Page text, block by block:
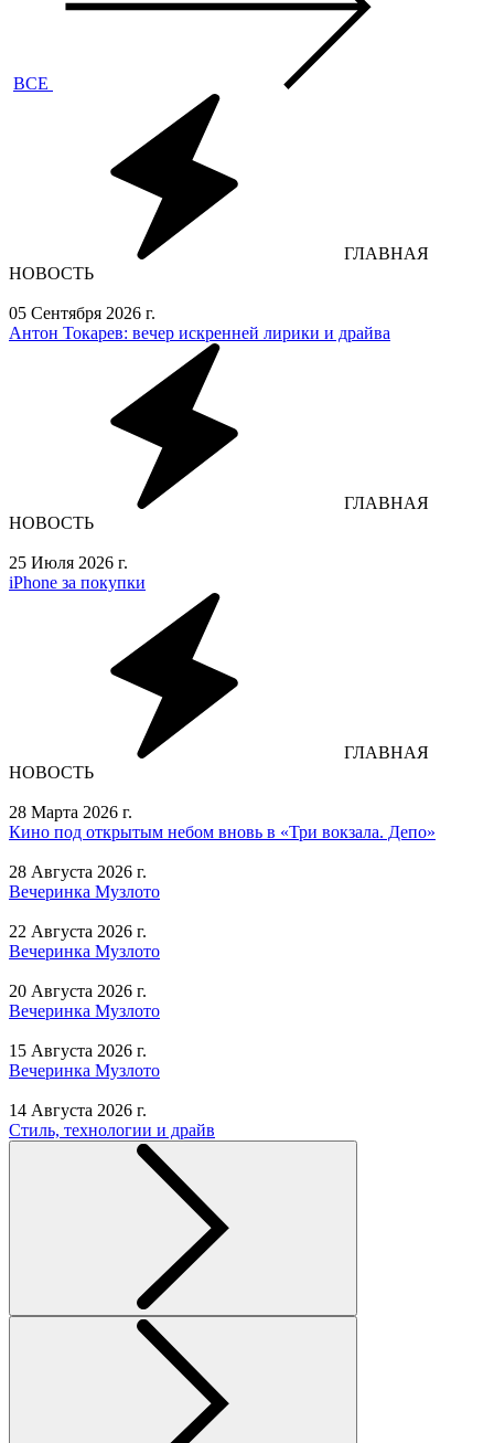
ВСЕ
ГЛАВНАЯ
НОВОСТЬ
05 Сентября 2026 г.
Антон Токарев: вечер искренней лирики и драйва
ГЛАВНАЯ
НОВОСТЬ
25 Июля 2026 г.
iPhone за покупки
ГЛАВНАЯ
НОВОСТЬ
28 Марта 2026 г.
Кино под открытым небом вновь в «Три вокзала. Депо»
28 Августа 2026 г.
Вечеринка Музлото
22 Августа 2026 г.
Вечеринка Музлото
20 Августа 2026 г.
Вечеринка Музлото
15 Августа 2026 г.
Вечеринка Музлото
14 Августа 2026 г.
Стиль, технологии и драйв